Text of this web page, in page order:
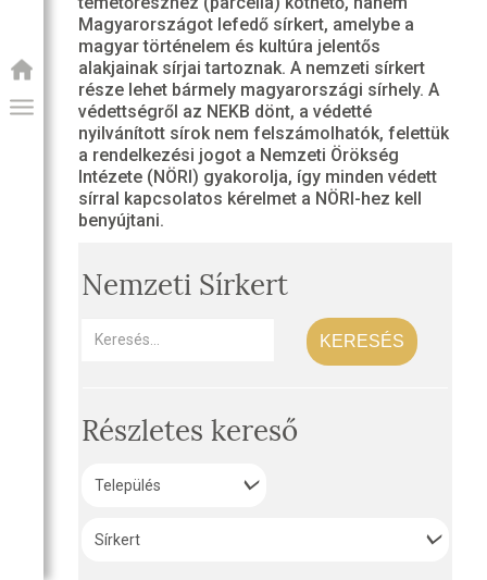
Magyarországot lefedő sírkert, amelybe a
magyar történelem és kultúra jelentős
alakjainak sírjai tartoznak. A nemzeti sírkert
része lehet bármely magyarországi sírhely. A
védettségről az NEKB dönt, a védetté
nyilvánított sírok nem felszámolhatók, felettük
a rendelkezési jogot a Nemzeti Örökség
Intézete (NÖRI) gyakorolja, így minden védett
sírral kapcsolatos kérelmet a NÖRI-hez kell
benyújtani.
Nemzeti Sírkert
KERESÉS
Részletes kereső